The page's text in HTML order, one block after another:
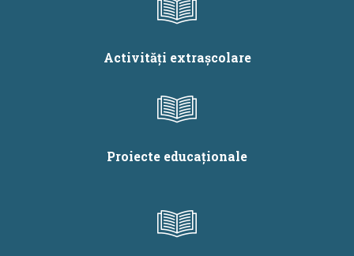
Activități extrașcolare
Proiecte educaționale